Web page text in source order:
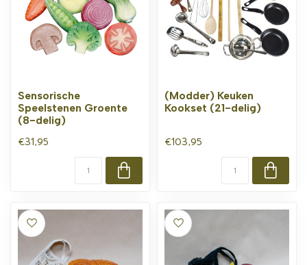
Sensorische
Speelstenen Groente
(8-delig)
€31,95
(Modder) Keuken
Kookset (21-delig)
€103,95